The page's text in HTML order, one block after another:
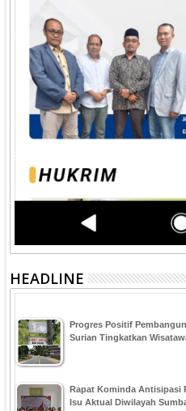
HEADLINE
Progres Positif
Surian Tingkatkan
Rapat Kominda Antisipasi
Isu Aktual Diwilayah